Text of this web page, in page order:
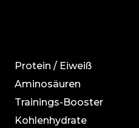
Protein / Eiweiß
Aminosäuren
Trainings-Booster
Kohlenhydrate